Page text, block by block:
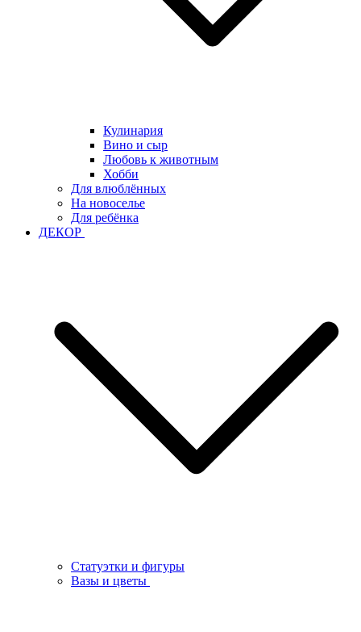
Кулинария
Вино и сыр
Любовь к животным
Хобби
Для влюблённых
На новоселье
Для ребёнка
ДЕКОР
Статуэтки и фигуры
Вазы и цветы